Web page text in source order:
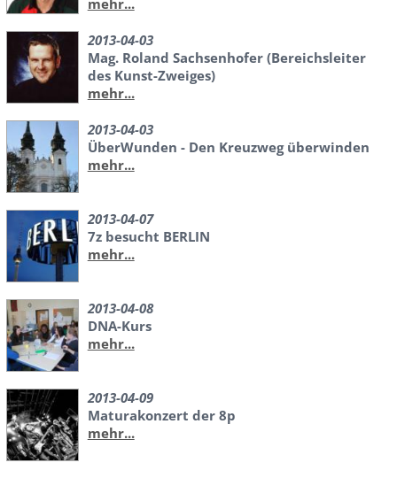
2013-04-03
Mag. Roland Sachsenhofer (Bereichsleiter
des Kunst-Zweiges)
mehr...
2013-04-03
ÜberWunden - Den Kreuzweg überwinden
mehr...
2013-04-07
7z besucht BERLIN
mehr...
2013-04-08
DNA-Kurs
mehr...
2013-04-09
Maturakonzert der 8p
mehr...